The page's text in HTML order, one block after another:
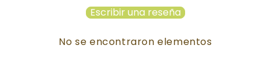
Escribir una reseña
No se encontraron elementos